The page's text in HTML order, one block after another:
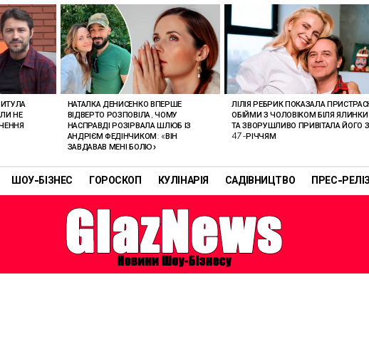
ШОУ-БІЗНЕС ГОРОСКОП КУЛІНАРІЯ САДІВНИЦТВО ПРЕС-РЕЛІЗ
НЕ
НАТАЛКА ДЕНИСЕНКО ВПЕРШЕ
ВІДВЕРТО РОЗПОВІЛА, ЧОМУ
НАСПРАВДІ РОЗІРВАЛА ШЛЮБ ІЗ
АНДРІЄМ ФЕДІНЧИКОМ: «ВІН
ЗАВДАВАВ МЕНІ БОЛЮ»
ЛІЛІЯ РЕБРИК ПОКАЗАЛА
ОБІЙМИ З ЧОЛОВІКОМ БІЛЯ ЯЛИНКИ
ТА ЗВОРУШЛИВО ПРИВІТАЛА ЙОГО З
47-РІЧЧЯМ